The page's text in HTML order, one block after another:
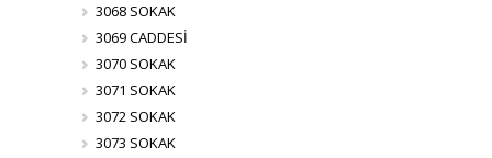
3068 SOKAK
3069 CADDESİ
3070 SOKAK
3071 SOKAK
3072 SOKAK
3073 SOKAK